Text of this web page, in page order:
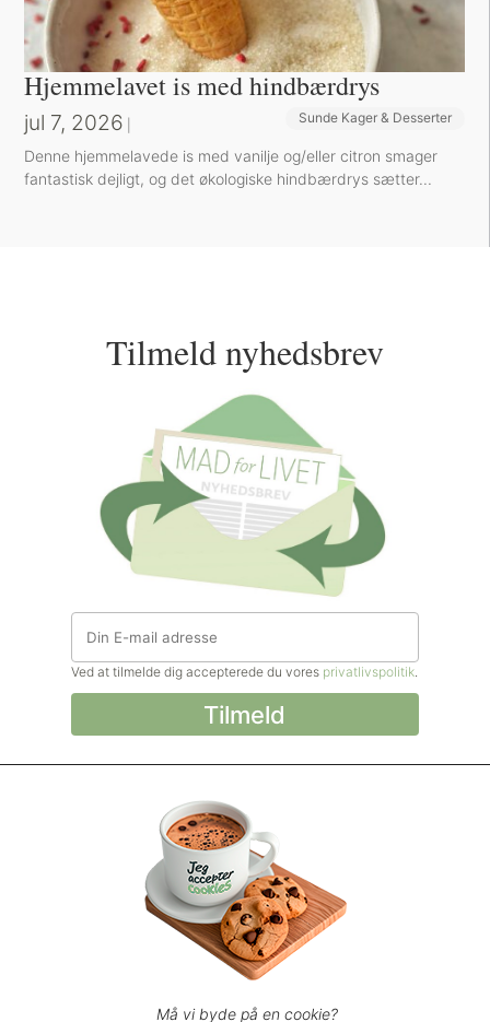
Hjemmelavet is med hindbærdrys
jul 7, 2026 Sunde Kager & Desserter
Denne hjemmelavede is med vanilje og/eller citron smager
fantastisk dejligt, og det økologiske hindbærdrys sætter...
Tilmeld nyhedsbrev
Ved at tilmelde dig accepterede du vores privatlivspolitik.
© Madforlivet.com, 2000–2025. Alle
rettigheder forbeholdt.
øvrigt materiale må kun gengives med
tilladelse fra Sophia Helse ApS.
Spørgsmål eller kommentarer?
support@madforlivet.com
Må vi byde på en cookie?